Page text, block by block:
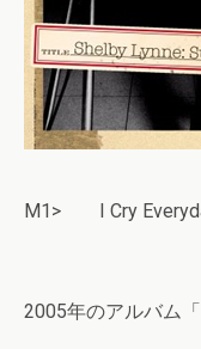
M1> I Cry
2005年のアルバム「